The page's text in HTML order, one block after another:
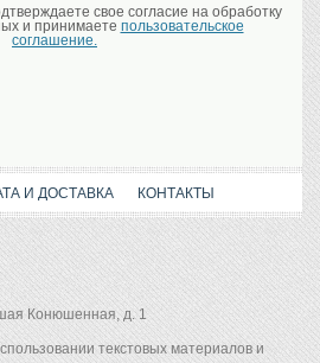
свое согласие на обработку
и принимаете пользовательское
соглашение.
И ДОСТАВКА КОНТАКТЫ
Конюшенная, д. 1
текстовых материалов и